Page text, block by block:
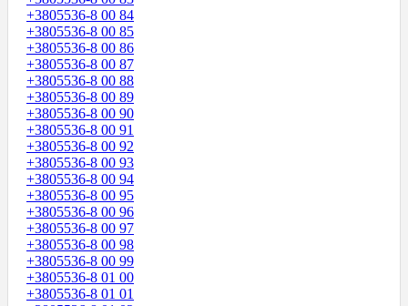
+3805536-8 00 84
+3805536-8 00 85
+3805536-8 00 86
+3805536-8 00 87
+3805536-8 00 88
+3805536-8 00 89
+3805536-8 00 90
+3805536-8 00 91
+3805536-8 00 92
+3805536-8 00 93
+3805536-8 00 94
+3805536-8 00 95
+3805536-8 00 96
+3805536-8 00 97
+3805536-8 00 98
+3805536-8 00 99
+3805536-8 01 00
+3805536-8 01 01